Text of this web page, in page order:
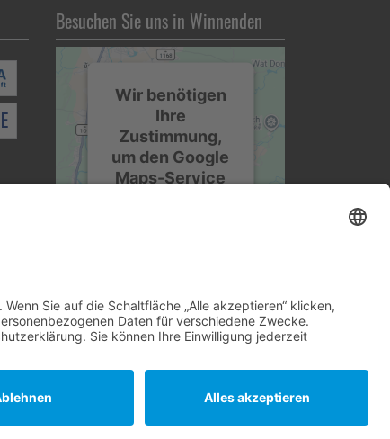
Besuchen Sie uns in Winnenden
Wir benötigen
Ihre
Zustimmung,
um den Google
Maps-Service
einzubetten. Dieser
Service kann Daten
zu Ihren Aktivitäten
und stimmen Sie der